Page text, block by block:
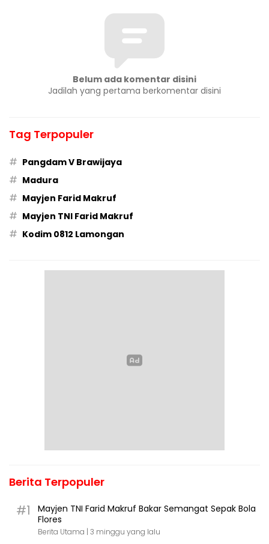
Belum ada komentar disini
Jadilah yang pertama berkomentar disini
Tag Terpopuler
# Pangdam V Brawijaya
# Madura
# Mayjen Farid Makruf
# Mayjen TNI Farid Makruf
# Kodim 0812 Lamongan
Berita Terpopuler
#1
Mayjen TNI Farid Makruf Bakar Semangat Sepak Bola
Flores
Berita Utama | 3 minggu yang lalu